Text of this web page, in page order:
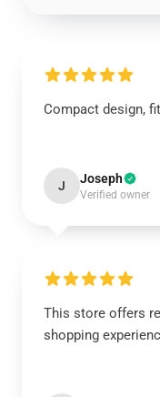
Compact design,
J Joseph
Verified owner
This store offers
shopping